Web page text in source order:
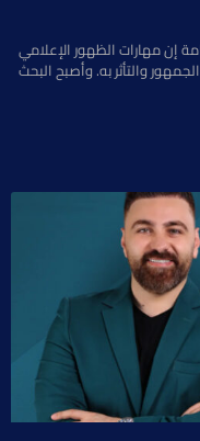
إن مهارات الظهور الإعلامي
والتأثر به. وأصبح البحث